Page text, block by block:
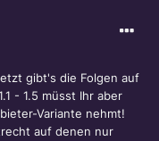
gibt's die Folgen auf
- 1.5 müsst Ihr aber
Variante nehmt!
auf denen nur